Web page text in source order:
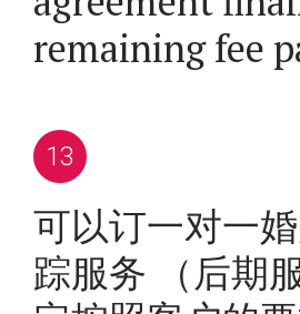
remaining fee
可以订一对一
踪服务 （后期